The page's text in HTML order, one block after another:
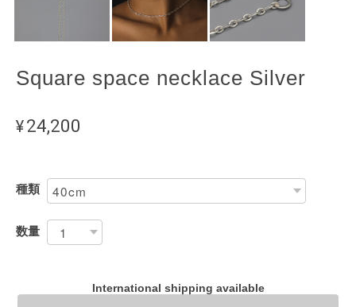
Square space necklace Silver
¥24,200
種類
数量
International shipping available